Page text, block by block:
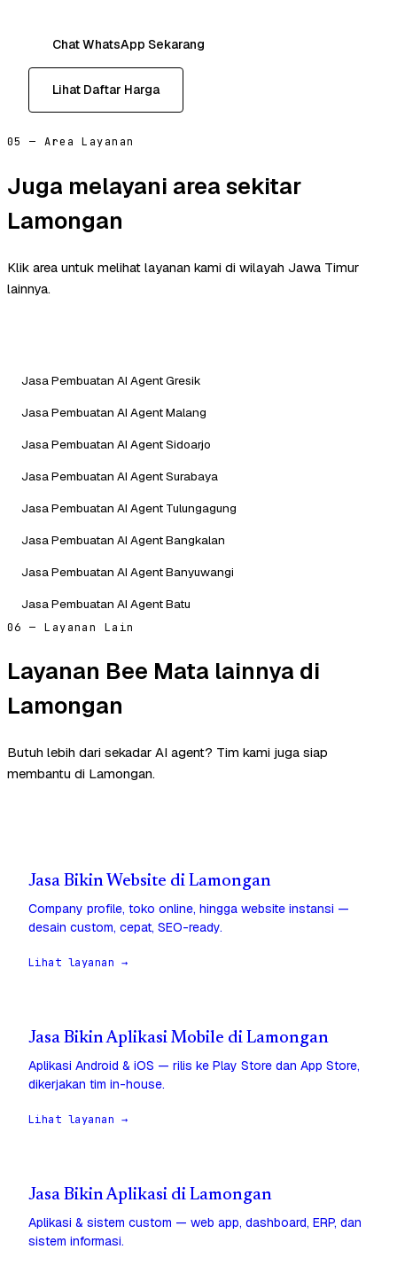
Chat WhatsApp Sekarang
Lihat Daftar Harga
05 — Area Layanan
Juga melayani area sekitar
Lamongan
Klik area untuk melihat layanan kami di wilayah Jawa Timur
lainnya.
Jasa Pembuatan AI Agent Gresik
Jasa Pembuatan AI Agent Malang
Jasa Pembuatan AI Agent Sidoarjo
Jasa Pembuatan AI Agent Surabaya
Jasa Pembuatan AI Agent Tulungagung
Jasa Pembuatan AI Agent Bangkalan
Jasa Pembuatan AI Agent Banyuwangi
Jasa Pembuatan AI Agent Batu
06 — Layanan Lain
Layanan Bee Mata lainnya di
Lamongan
Butuh lebih dari sekadar AI agent? Tim kami juga siap
membantu di Lamongan.
Jasa Bikin Website di Lamongan
Company profile, toko online, hingga website instansi —
desain custom, cepat, SEO-ready.
Lihat layanan →
Jasa Bikin Aplikasi Mobile di Lamongan
Aplikasi Android & iOS — rilis ke Play Store dan App Store,
dikerjakan tim in-house.
Lihat layanan →
Jasa Bikin Aplikasi di Lamongan
Aplikasi & sistem custom — web app, dashboard, ERP, dan
sistem informasi.